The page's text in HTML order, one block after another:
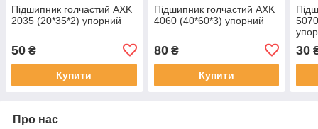
Підшипник голчастий AXK
2035 (20*35*2) упорний
50 ₴
Купити
Підшипник голчастий AXK
4060 (40*60*3) упорний
80₴
Купити
30
Про нас